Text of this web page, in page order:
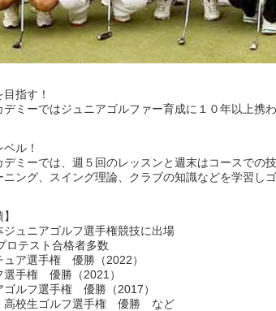
指す！
デミーではジュニアゴルファー育成に１０年以上携
ル！
デミーでは、週５回のレッスンと週末はコースでの
ング、スイング理論、クラブの知識などを学習し
ニアゴルフ選手権競技に出場
スト合格者多数
選手権 優勝（2022）
権 優勝（2021）
フ選手権 優勝（2017）
校生ゴルフ選手権 優勝 など